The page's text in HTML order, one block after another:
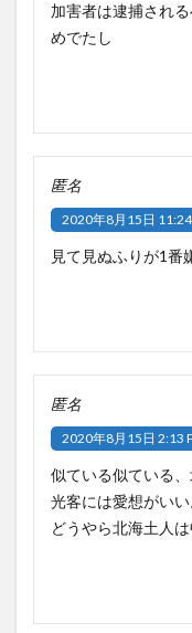
加害者は逮捕され
めでたし
匿名
2020年8月15日
見て見ぬふりが1番
匿名
2020年8月15日 2:13
似ている似ている
光客には愛想がいい
どうやら北海土人